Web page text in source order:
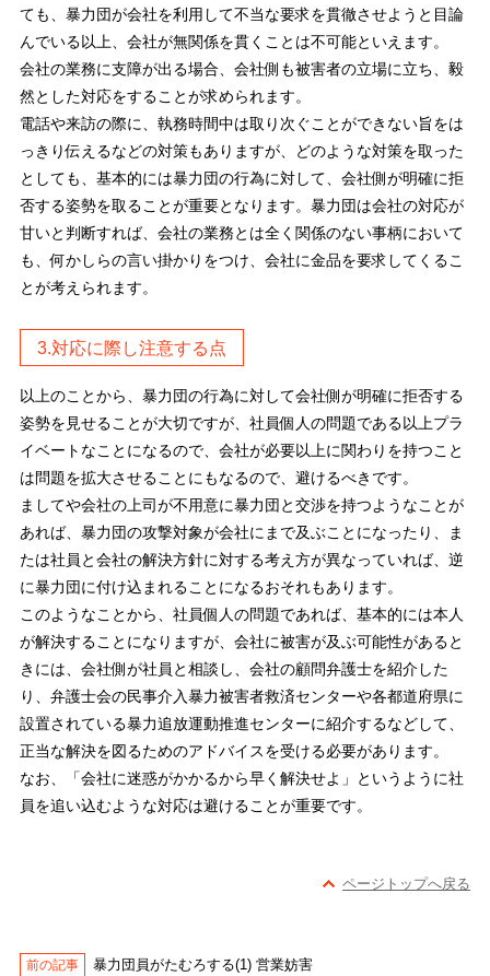
ても、暴力団が会社を利用して不当な要求を貫徹させようと目論
んでいる以上、会社が無関係を貫くことは不可能といえます。
会社の業務に支障が出る場合、会社側も被害者の立場に立ち、毅
然とした対応をすることが求められます。
電話や来訪の際に、執務時間中は取り次ぐことができない旨をは
っきり伝えるなどの対策もありますが、どのような対策を取った
としても、基本的には暴力団の行為に対して、会社側が明確に拒
否する姿勢を取ることが重要となります。暴力団は会社の対応が
甘いと判断すれば、会社の業務とは全く関係のない事柄において
も、何かしらの言い掛かりをつけ、会社に金品を要求してくるこ
とが考えられます。
3.対応に際し注意する点
以上のことから、暴力団の行為に対して会社側が明確に拒否する
姿勢を見せることが大切ですが、社員個人の問題である以上プラ
イベートなことになるので、会社が必要以上に関わりを持つこと
は問題を拡大させることにもなるので、避けるべきです。
ましてや会社の上司が不用意に暴力団と交渉を持つようなことが
あれば、暴力団の攻撃対象が会社にまで及ぶことになったり、ま
たは社員と会社の解決方針に対する考え方が異なっていれば、逆
に暴力団に付け込まれることになるおそれもあります。
このようなことから、社員個人の問題であれば、基本的には本人
が解決することになりますが、会社に被害が及ぶ可能性があると
きには、会社側が社員と相談し、会社の顧問弁護士を紹介した
り、弁護士会の民事介入暴力被害者救済センターや各都道府県に
設置されている暴力追放運動推進センターに紹介するなどして、
正当な解決を図るためのアドバイスを受ける必要があります。
なお、「会社に迷惑がかかるから早く解決せよ」というように社
員を追い込むような対応は避けることが重要です。
ページトップへ戻る
暴力団員がたむろする(1) 営業妨害